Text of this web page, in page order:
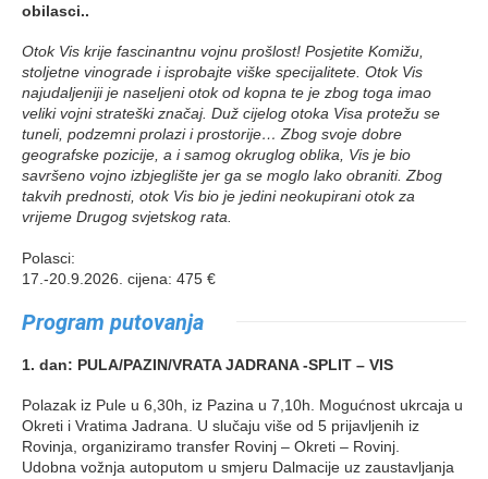
obilasci..
Otok Vis krije fascinantnu vojnu prošlost! Posjetite Komižu,
stoljetne vinograde i isprobajte viške specijalitete. Otok Vis
najudaljeniji je naseljeni otok od kopna te je zbog toga imao
veliki vojni strateški značaj. Duž cijelog otoka Visa protežu se
tuneli, podzemni prolazi i prostorije… Zbog svoje dobre
geografske pozicije, a i samog okruglog oblika, Vis je bio
savršeno vojno izbjeglište jer ga se moglo lako obraniti. Zbog
takvih prednosti, otok Vis bio je jedini neokupirani otok za
vrijeme Drugog svjetskog rata.
Polasci:
17.-20.9.2026. cijena: 475 €
Program putovanja
1. dan: PULA/PAZIN/VRATA JADRANA -SPLIT – VIS
Polazak iz Pule u 6,30h, iz Pazina u 7,10h. Mogućnost ukrcaja u
Okreti i Vratima Jadrana. U slučaju više od 5 prijavljenih iz
Rovinja, organiziramo transfer Rovinj – Okreti – Rovinj.
Udobna vožnja autoputom u smjeru Dalmacije uz zaustavljanja